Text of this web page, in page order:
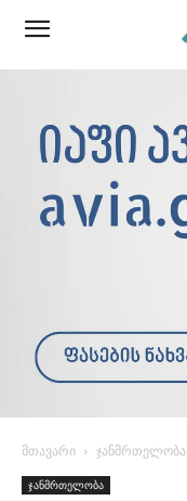
მთავარი ჯანმრთელობა
ჯანმრთელობა